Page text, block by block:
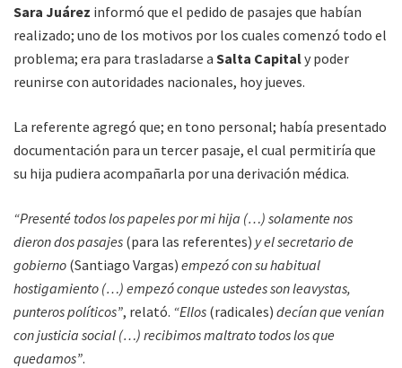
Sara Juárez informó que el pedido de pasajes que habían
realizado; uno de los motivos por los cuales comenzó todo el
problema; era para trasladarse a Salta Capitaly poder
reunirse con autoridades nacionales, hoy jueves.
La referente agregó que; en tono personal; había presentado
documentación para un tercer pasaje, el cual permitiría que
su hija pudiera acompañarla por una derivación médica.
“Presenté todos los papeles por mi hija (…) solamente nos
dieron dos pasajes (para las referentes) y el secretario de
gobierno (Santiago Vargas) empezó con su habitual
hostigamiento (…) empezó conque ustedes son leavystas,
punteros políticos”, relató. “Ellos (radicales) decían que venían
con justicia social (…) recibimos maltrato todos los que
quedamos”.